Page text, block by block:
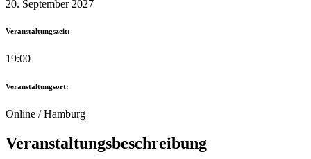
20. September 2027
Veranstaltungszeit:
19:00
Veranstaltungsort:
Online / Hamburg
Veranstaltungsbeschreibung